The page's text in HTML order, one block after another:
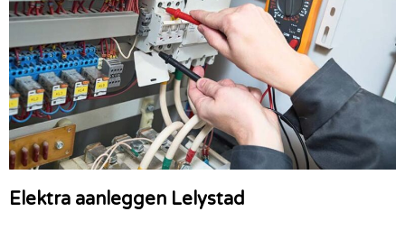
Elektra aanleggen Lelystad